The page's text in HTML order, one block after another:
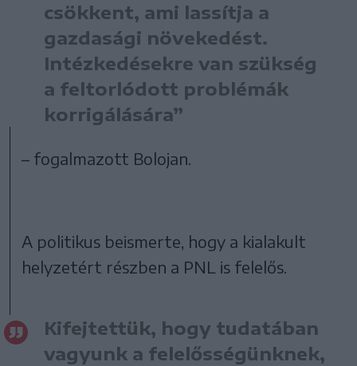
csökkent, ami lassítja a
gazdasági növekedést.
Intézkedésekre van szükség
a feltorlódott problémák
korrigálására”
– fogalmazott Bolojan.
A politikus beismerte, hogy a kialakult
helyzetért részben a PNL is felelős.
Kifejtettük, hogy tudatában
vagyunk a felelősségünknek,